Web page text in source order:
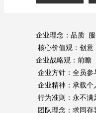
企业理念：品质
核心价值观：创
企业战略观：前
企业方针：全员
企业精神：承载
行为准则：永不
团队理念：求同